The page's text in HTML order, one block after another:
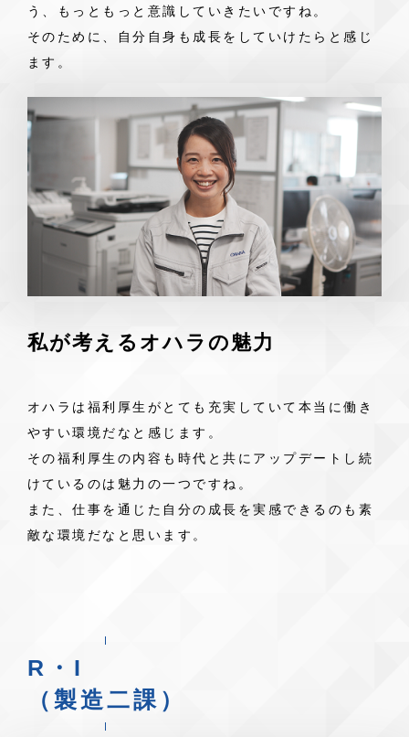
う、もっともっと意識していきたいですね。
そのために、自分自身も成長をしていけたらと感じ
ます。
私が考えるオハラの魅力
オハラは福利厚生がとても充実していて本当に働き
やすい環境だなと感じます。
その福利厚生の内容も時代と共にアップデートし続
けているのは魅力の一つですね。
また、仕事を通じた自分の成長を実感できるのも素
敵な環境だなと思います。
R・I
（製造二課）